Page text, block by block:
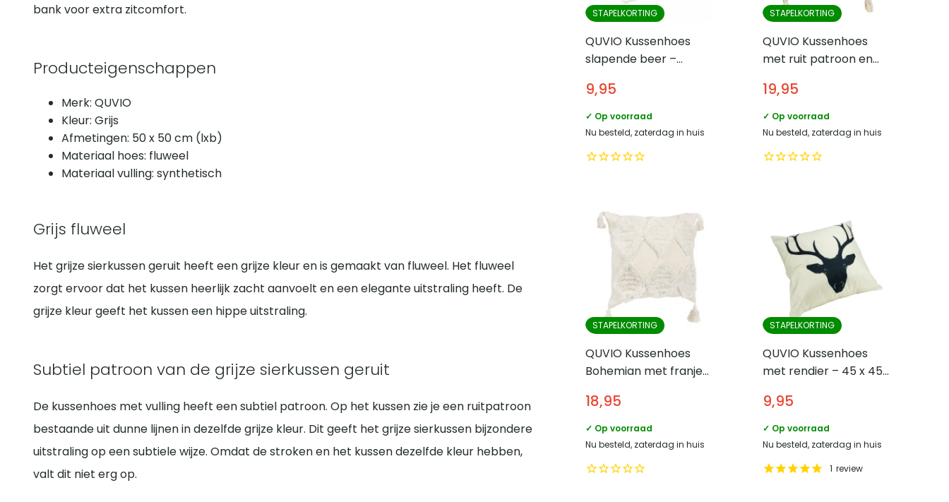
bank voor extra zitcomfort.
Producteigenschappen
Merk: QUVIO
Kleur: Grijs
Afmetingen: 50 x 50 cm (lxb)
Materiaal hoes: fluweel
Materiaal vulling: synthetisch
Grijs fluweel
Het grijze sierkussen geruit heeft een grijze kleur en is gemaakt van fluweel. Het fluweel
zorgt ervoor dat het kussen heerlijk zacht aanvoelt en een elegante uitstraling heeft. De
grijze kleur geeft het kussen een hippe uitstraling.
Subtiel patroon van de grijze sierkussen geruit
De kussenhoes met vulling heeft een subtiel patroon. Op het kussen zie je een ruitpatroon
bestaande uit dunne lijnen in dezelfde grijze kleur. Dit geeft het grijze sierkussen bijzondere
uitstraling op een subtiele wijze. Omdat de stroken en het kussen dezelfde kleur hebben,
valt dit niet erg op.
STAPELKORTING
QUVIO Kussenhoes
slapende beer –
45 cm
9,95
✓ Op voorraad
Nu besteld, zaterdag in huis
STAPELKORTING
QUVIO Kussenhoes
met ruit patroon en
Lichtroze/Beige
19,95
✓ Op voorraad
Nu besteld, zaterdag in huis
STAPELKORTING
QUVIO Kussenhoes
Bohemian met franjes
45 cm
18,95
✓ Op voorraad
Nu besteld, zaterdag in huis
STAPELKORTING
QUVIO Kussenhoes
met rendier – 45 x 45
9,95
✓ Op voorraad
Nu besteld, zaterdag in huis
1 review